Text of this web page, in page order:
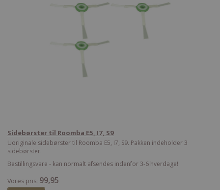
Sidebørster til Roomba E5, I7, S9
Uoriginale sidebørster til Roomba E5, I7, S9. Pakken indeholder 3
sidebørster.
Bestillingsvare - kan normalt afsendes indenfor 3-6 hverdage!
Vores pris: 99,95